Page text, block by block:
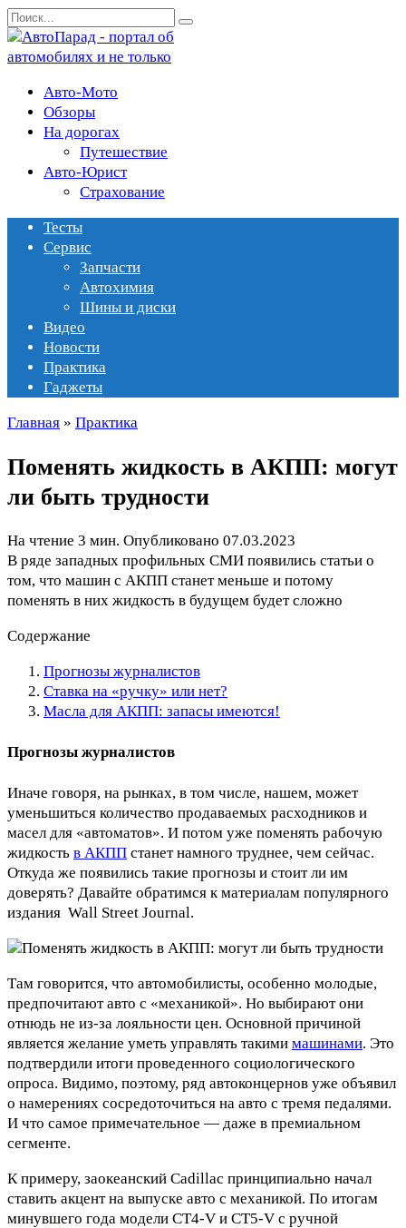
Перейти
к
содержанию
Search
for:
Авто-Мото
Обзоры
На дорогах
Путешествие
Авто-Юрист
Страхование
Тесты
Сервис
Запчасти
Автохимия
Шины и диски
Видео
Новости
Практика
Гаджеты
Главная » Практика
Поменять жидкость в АКПП: могут
ли быть трудности
На чтение 3 мин. Опубликовано 07.03.2023
В ряде западных профильных СМИ появились статьи о
том, что машин с АКПП станет меньше и потому
поменять в них жидкость в будущем будет сложно
Содержание
Прогнозы журналистов
Ставка на «ручку» или нет?
Масла для АКПП: запасы имеются!
Прогнозы журналистов
Иначе говоря, на рынках, в том числе, нашем, может
уменьшиться количество продаваемых расходников и
масел для «автоматов». И потом уже поменять рабочую
жидкость в АКПП станет намного труднее, чем сейчас.
Откуда же появились такие прогнозы и стоит ли им
доверять? Давайте обратимся к материалам популярного
издания Wall Street Journal.
Там говорится, что автомобилисты, особенно молодые,
предпочитают авто с «механикой». Но выбирают они
отнюдь не из-за лояльности цен. Основной причиной
является желание уметь управлять такими машинами. Это
подтвердили итоги проведенного социологического
опроса. Видимо, поэтому, ряд автоконцернов уже объявил
о намерениях сосредоточиться на авто с тремя педалями.
И что самое примечательное — даже в премиальном
сегменте.
К примеру, заокеанский Cadillac принципиально начал
ставить акцент на выпуске авто с механикой. По итогам
минувшего года модели CT4-V и CT5-V с ручной